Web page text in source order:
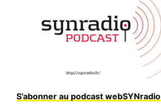
S’abonner au podcast webSYNradio